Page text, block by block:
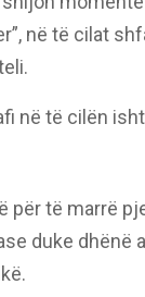
në të cilat
në të cilën
për të marrë
duke dhënë